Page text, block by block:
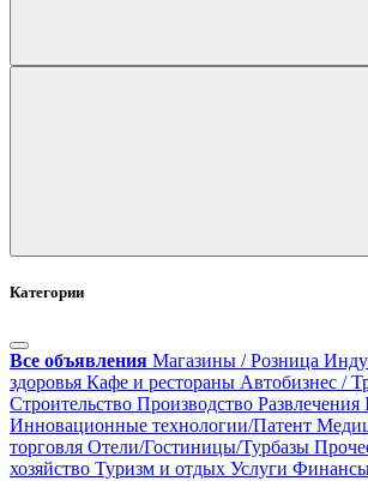
Категории
Все объявления Магазины / Розница
здоровья Кафе и рестораны Автобизнес /
Строительство Производство Развлечения
Инновационные технологии/Патент
торговля Отели/Гостиницы/Турбазы
хозяйство Туризм и отдых Услуги